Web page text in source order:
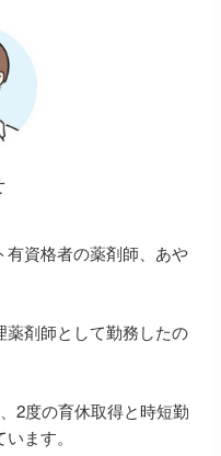
有資格者の薬剤師、あや
剤師として勤務したの
2度の育休取得と時短勤
ます。